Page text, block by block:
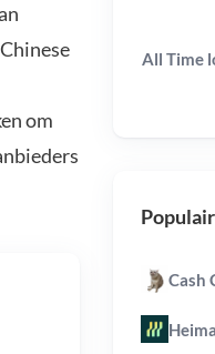
om
All Time
Cash
Heima